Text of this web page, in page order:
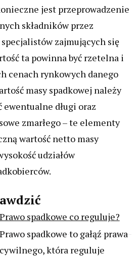
jest przeprowadzenie
składników przez
zajmujących się
ta powinna być rzetelna i
cenach rynkowych danego
masy spadkowej należy
długi oraz
zmarłego – te elementy
wartość netto masy
udziałów
Prawo spadkowe co reguluje?
spadkowe to gałąź prawa
cywilnego, która reguluje